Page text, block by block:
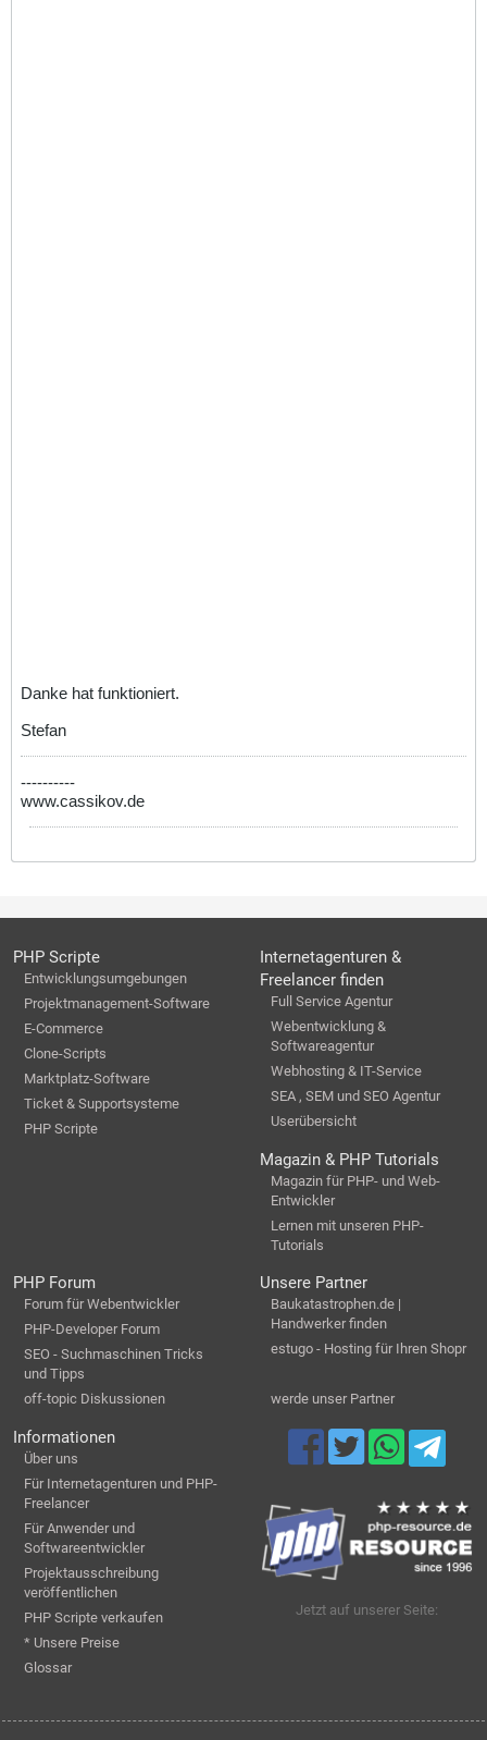
Danke hat funktioniert.
Stefan
----------
www.cassikov.de
PHP Scripte
Entwicklungsumgebungen
Projektmanagement-Software
E-Commerce
Clone-Scripts
Marktplatz-Software
Ticket & Supportsysteme
PHP Scripte
Internetagenturen &
Freelancer finden
Full Service Agentur
Webentwicklung &
Softwareagentur
Webhosting & IT-Service
SEA , SEM und SEO Agentur
Userübersicht
Magazin & PHP Tutorials
Magazin für PHP- und Web-
Entwickler
Lernen mit unseren PHP-
Tutorials
PHP Forum
Forum für Webentwickler
PHP-Developer Forum
SEO - Suchmaschinen Tricks
und Tipps
off-topic Diskussionen
Unsere Partner
Baukatastrophen.de |
Handwerker finden
estugo - Hosting für Ihren Shopr
werde unser Partner
Informationen
Über uns
Für Internetagenturen und PHP-
Freelancer
Für Anwender und
Softwareentwickler
Projektausschreibung
veröffentlichen
PHP Scripte verkaufen
* Unsere Preise
Glossar
Jetzt auf unserer Seite: